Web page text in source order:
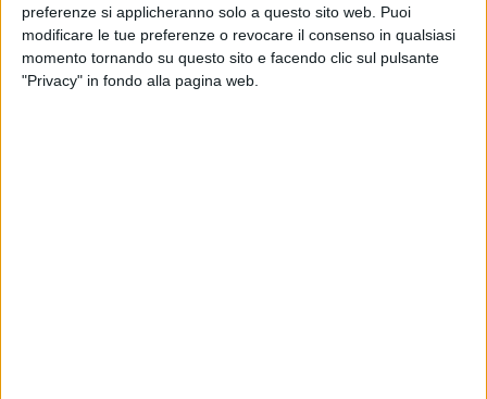
preferenze si applicheranno solo a questo sito web. Puoi
modificare le tue preferenze o revocare il consenso in qualsiasi
momento tornando su questo sito e facendo clic sul pulsante
"Privacy" in fondo alla pagina web.
Tutti i dettagli sono presenti sulla locandina di seguito.